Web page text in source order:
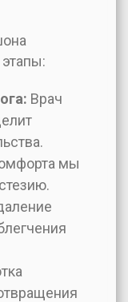
Врач
мы